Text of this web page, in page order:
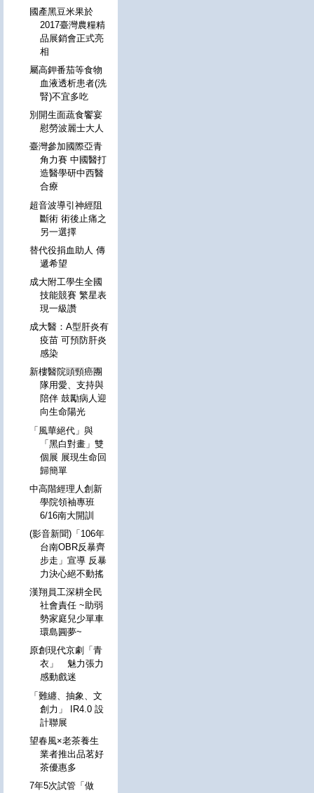
國產黑豆米果於
2017臺灣農糧精
品展銷會正式亮
相
屬高鉀番茄等食物
血液透析患者(洗
腎)不宜多吃
別開生面蔬食饗宴
慰勞波麗士大人
臺灣參加國際亞青
角力賽 中國醫打
造醫學研中西醫
合療
超音波導引神經阻
斷術 術後止痛之
另一選擇
替代役捐血助人 傳
遞希望
成大附工學生全國
技能競賽 繁星表
現一級讚
成大醫：A型肝炎有
疫苗 可預防肝炎
感染
新樓醫院頭頸癌團
隊用愛、支持與
陪伴 鼓勵病人迎
向生命陽光
「風華絕代」與
「黑白對畫」雙
個展 展現生命回
歸簡單
中高階經理人創新
學院領袖專班
6/16南大開訓
(影音新聞)「106年
台南OBR反暴齊
步走」宣導 反暴
力決心絕不動搖
漢翔員工深耕全民
社會責任 ~助弱
勢家庭兒少單車
環島圓夢~
原創現代京劇「青
衣」 魅力張力
感動戲迷
「難纏、抽象、文
創力」 IR4.0 設
計聯展
望春風×老茶養生
業者推出品茗好
茶優惠多
7年5次試管「做